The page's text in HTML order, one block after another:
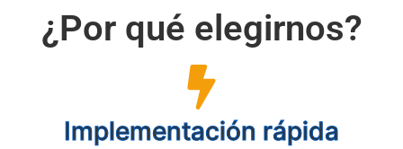
¿Por qué elegirnos?
Implementación rápida